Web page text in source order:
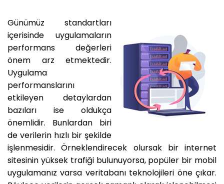
Günümüz standartları
içerisinde uygulamaların
performans değerleri
önem arz etmektedir.
Uygulama
performanslarını
etkileyen detaylardan
bazıları ise oldukça
önemlidir. Bunlardan biri
de verilerin hızlı bir şekilde
işlenmesidir. Örneklendirecek olursak bir internet
sitesinin yüksek trafiği bulunuyorsa, popüler bir mobil
uygulamanız varsa veritabanı teknolojileri öne çıkar.